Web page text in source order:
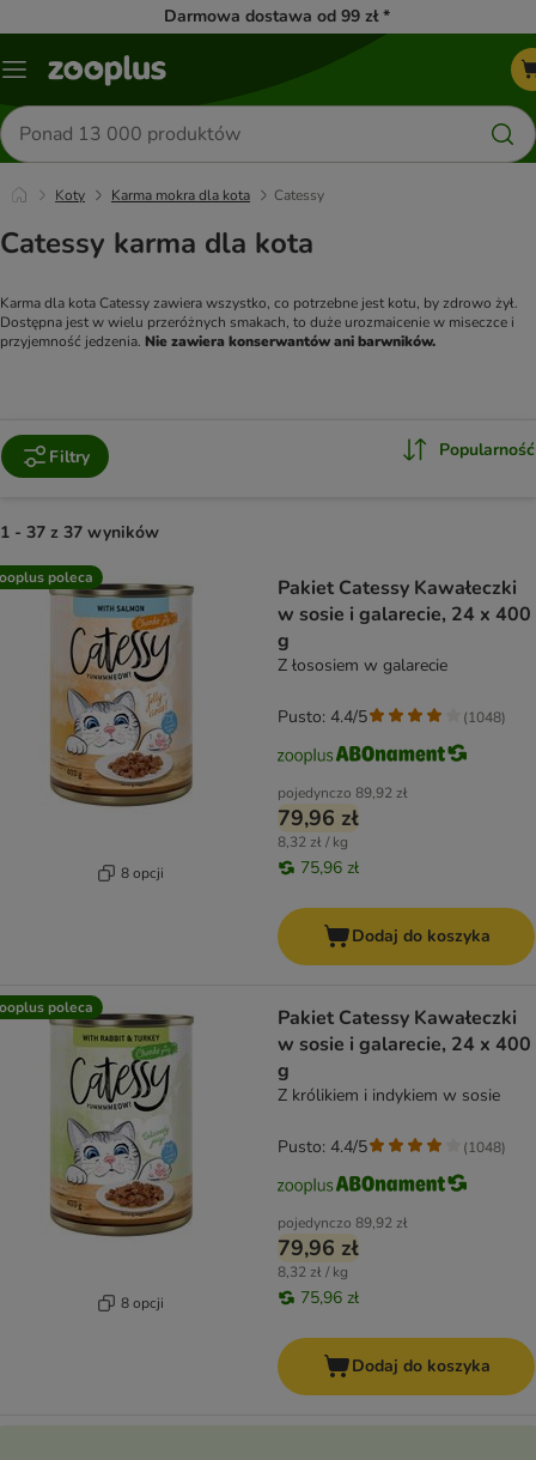
Darmowa dostawa od 99 zł *
Menu
Szukaj
produktów
Koty Karma mokra dla kota Catessy
Catessy karma dla kota
Karma dla kota Catessy zawiera wszystko, co potrzebne jest kotu, by zdrowo żył.
Dostępna jest w wielu przeróżnych smakach, to duże urozmaicenie w miseczce i
przyjemność jedzenia. Nie zawiera konserwantów ani barwników.
Filtry Popularność
1 - 37 z 37 wyników
product items have been changed
poleca
8 opcji
Pakiet Catessy Kawałeczki
w sosie i galarecie, 24 x 400
g
Z łososiem w galarecie
pojedynczo 89,92 zł
79,96 zł
8,32 zł / kg
75,96 zł
Pusto: 4.4/5 (1048)
Dodaj do koszyka
poleca
8 opcji
Pakiet Catessy Kawałeczki
w sosie i galarecie, 24 x 400
g
Z królikiem i indykiem w sosie
pojedynczo 89,92 zł
79,96 zł
8,32 zł / kg
75,96 zł
Pusto: 4.4/5 (1048)
Dodaj do koszyka